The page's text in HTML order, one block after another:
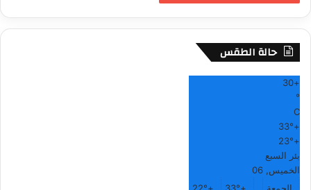
حالة الطقس
+
30
°
C
+
33°
+
23°
بئر السبع
الخميس, 06